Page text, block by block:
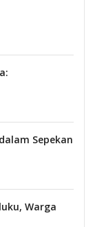
Sepekan
Warga